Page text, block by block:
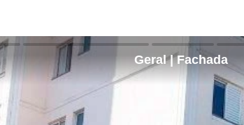
Geral | Fachada